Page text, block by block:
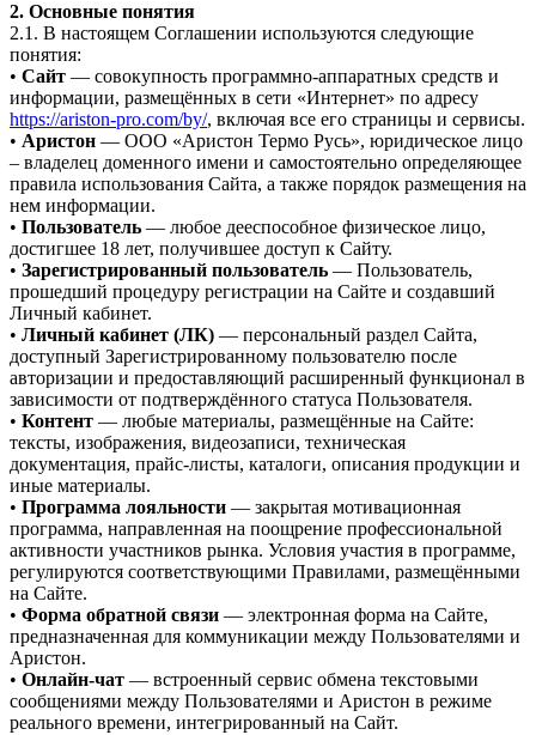
2. Основные понятия
2.1. В настоящем Соглашении используются следующие
понятия:
• Сайт — совокупность программно-аппаратных средств и
информации, размещённых в сети «Интернет» по адресу
https://ariston-pro.com/by/, включая все его страницы и сервисы.
• Аристон — ООО «Аристон Термо Русь», юридическое лицо
– владелец доменного имени и самостоятельно определяющее
правила использования Сайта, а также порядок размещения на
нем информации.
• Пользователь — любое дееспособное физическое лицо,
достигшее 18 лет, получившее доступ к Сайту.
• Зарегистрированный пользователь — Пользователь,
прошедший процедуру регистрации на Сайте и создавший
Личный кабинет.
• Личный кабинет (ЛК) — персональный раздел Сайта,
доступный Зарегистрированному пользователю после
авторизации и предоставляющий расширенный функционал в
зависимости от подтверждённого статуса Пользователя.
• Контент — любые материалы, размещённые на Сайте:
тексты, изображения, видеозаписи, техническая
документация, прайс-листы, каталоги, описания продукции и
иные материалы.
• Программа лояльности — закрытая мотивационная
программа, направленная на поощрение профессиональной
активности участников рынка. Условия участия в программе,
регулируются соответствующими Правилами, размещёнными
на Сайте.
• Форма обратной связи — электронная форма на Сайте,
предназначенная для коммуникации между Пользователями и
Аристон.
• Онлайн-чат — встроенный сервис обмена текстовыми
сообщениями между Пользователями и Аристон в режиме
реального времени, интегрированный на Сайт.